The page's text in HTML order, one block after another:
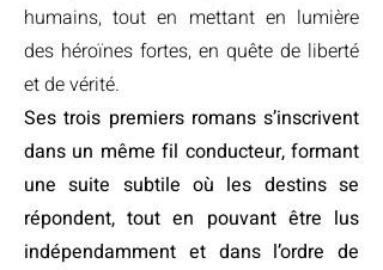
humains, tout en mettant en lumière
des héroïnes fortes, en quête de liberté
et de vérité.
Ses trois premiers romans s’inscrivent
dans un même fil conducteur, formant
une suite subtile où les destins se
répondent, tout en pouvant être lus
indépendamment et dans l’ordre de